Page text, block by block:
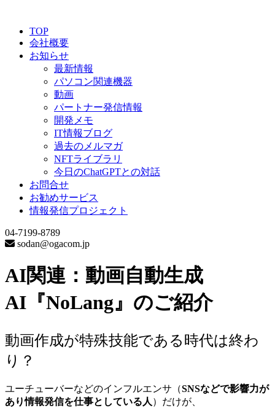
TOP
会社概要
お知らせ
最新情報
パソコン関連機器
動画
パートナー発信情報
開発メモ
IT情報ブログ
過去のメルマガ
NFTライブラリ
今日のChatGPTとの対話
お問合せ
お勧めサービス
情報発信プロジェクト
04-7199-8789
sodan@ogacom.jp
AI関連：動画自動生成
AI『NoLang』のご紹介
動画作成が特殊技能である時代は終わ
り？
ユーチューバーなどのインフルエンサ（SNSなどで影響力が
あり情報発信を仕事としている人 ）だけが、